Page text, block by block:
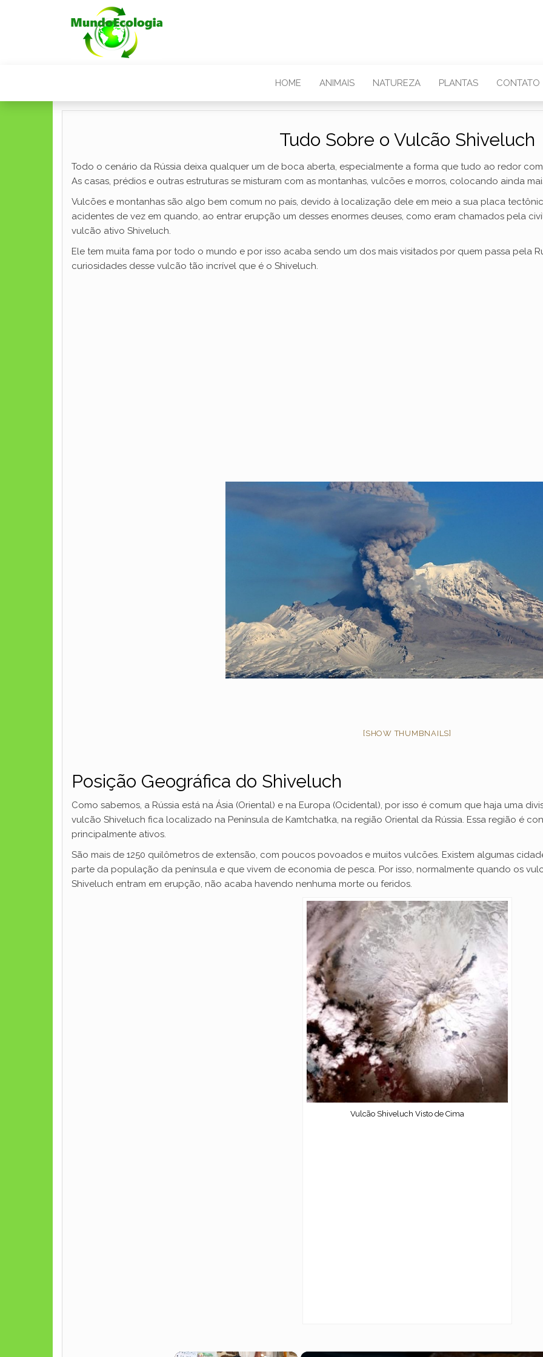
HOME ANIMAIS NATUREZA PLANTAS CONTATO
Tudo Sobre o Vulcão Shiveluch
Todo o cenário da Rússia deixa qualquer um de boca aberta, especialmente a forma que tudo ao redor
As casas, prédios e outras estruturas se misturam com as montanhas, vulcões e morros, colocando ainda
Vulcões e montanhas são algo bem comum no país, devido à localização dele em meio a sua placa
acidentes de vez em quando, ao entrar erupção um desses enormes deuses, como eram chamados pela
vulcão ativo Shiveluch.
Ele tem muita fama por todo o mundo e por isso acaba sendo um dos mais visitados por quem passa pela
curiosidades desse vulcão tão incrível que é o Shiveluch.
[SHOW THUMBNAILS]
Posição Geográfica do Shiveluch
Como sabemos, a Rússia está na Ásia (Oriental) e na Europa (Ocidental), por isso é comum que haja uma
vulcão Shiveluch fica localizado na Península de Kamtchatka, na região Oriental da Rússia. Essa região é
principalmente ativos.
São mais de 1250 quilômetros de extensão, com poucos povoados e muitos vulcões. Existem algumas
parte da população da península e que vivem de economia de pesca. Por isso, normalmente quando os
Shiveluch entram em erupção, não acaba havendo nenhuma morte ou feridos.
Vulcão Shiveluch Visto de Cima